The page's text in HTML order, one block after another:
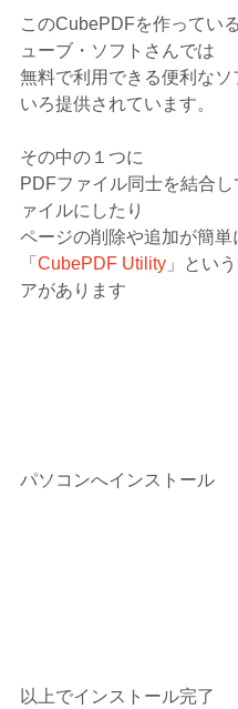
このCubePDFを作ってい
ューブ・ソフトさんでは
無料で利用できる便利なソ
いろ提供されています。
その中の１つに
PDFファイル同士を結合し
ァイルにしたり
ページの削除や追加が簡単
「 CubePDF Utility 」とい
アがあります
パソコンへインストール
以上でインストール完了